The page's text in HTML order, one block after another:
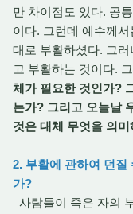
만 차이점도 있다. 공
이다. 그런데 예수께
대로 부활하셨다. 그
고 부활하는 것이다.
체가 필요한 것인가?
는가? 그리고 오늘날
것은 대체 무엇을 의
2. 부활에 관하여 던질
가?
사람들이 죽은 자의